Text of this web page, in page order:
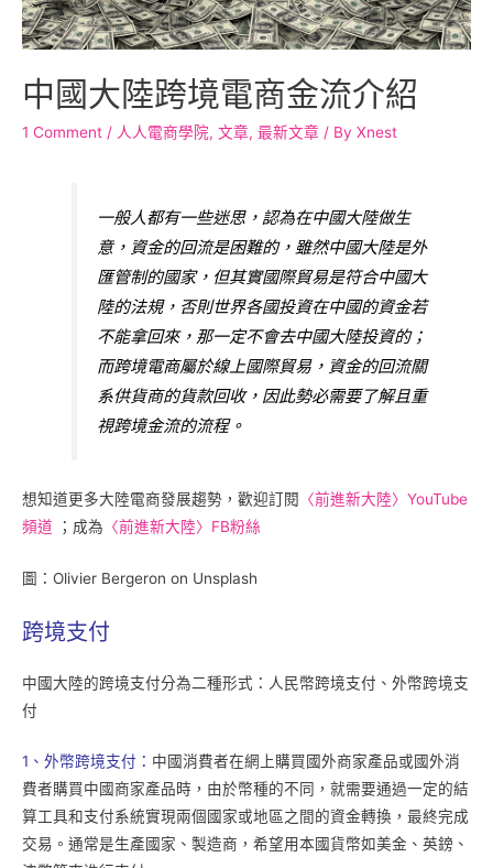
中國大陸跨境電商金流介紹
1 Comment / 人人電商學院, 文章, 最新文章 / By Xnest
一般人都有一些迷思，認為在中國大陸做生
意，資金的回流是困難的，雖然中國大陸是外
匯管制的國家，但其實國際貿易是符合中國大
陸的法規，否則世界各國投資在中國的資金若
不能拿回來，那一定不會去中國大陸投資的；
而跨境電商屬於線上國際貿易，資金的回流關
系供貨商的貨款回收，因此勢必需要了解且重
視跨境金流的流程。
想知道更多大陸電商發展趨勢，歡迎訂閱
〈前進新大陸〉YouTube
頻道 ；成為 〈前進新大陸〉FB粉絲
圖：Olivier Bergeron on Unsplash
跨境支付
中國大陸的跨境支付分為二種形式：人民幣跨境支付、外幣跨境支
付
1、外幣跨境支付： 中國消費者在網上購買國外商家產品或國外消
費者購買中國商家產品時，由於幣種的不同，就需要通過一定的結
算工具和支付系統實現兩個國家或地區之間的資金轉換，最終完成
交易。通常是生產國家、製造商，希望用本國貨幣如美金、英鎊、